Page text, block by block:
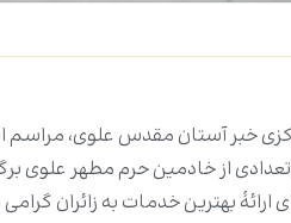
خبر آستان مقدس علوی،
از خادمین حرم مطهر علوی
ارائۀ بهترین خدمات به زائران